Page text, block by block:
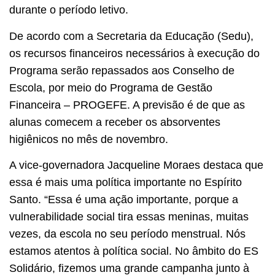
durante o período letivo.
De acordo com a Secretaria da Educação (Sedu),
os recursos financeiros necessários à execução do
Programa serão repassados aos Conselho de
Escola, por meio do Programa de Gestão
Financeira – PROGEFE. A previsão é de que as
alunas comecem a receber os absorventes
higiênicos no mês de novembro.
A vice-governadora Jacqueline Moraes destaca que
essa é mais uma política importante no Espírito
Santo. “Essa é uma ação importante, porque a
vulnerabilidade social tira essas meninas, muitas
vezes, da escola no seu período menstrual. Nós
estamos atentos à política social. No âmbito do ES
Solidário, fizemos uma grande campanha junto à